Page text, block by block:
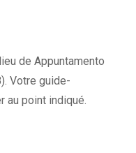
de Appuntamento
Votre guide-
au point indiqué.